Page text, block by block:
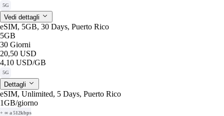
5G
Vedi dettagli
eSIM, 5GB, 30 Days, Puerto Rico
5GB
30 Giorni
20,50 USD
4,10 USD/GB
5G
Dettagli
eSIM, Unlimited, 5 Days, Puerto Rico
1GB/giorno
+ ∞ a 512kbps